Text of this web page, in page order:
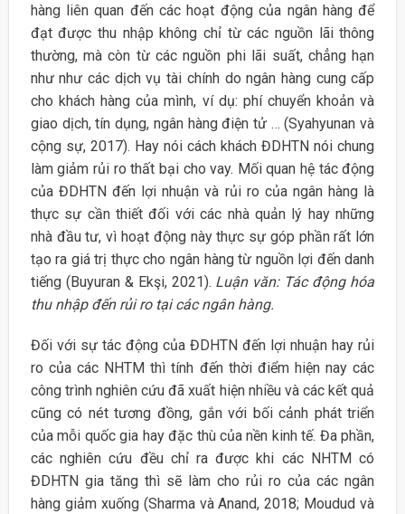
hàng liên quan đến các hoạt động của ngân hàng để
đạt được thu nhập không chỉ từ các nguồn lãi thông
thường, mà còn từ các nguồn phi lãi suất, chẳng hạn
như như các dịch vụ tài chính do ngân hàng cung cấp
cho khách hàng của mình, ví dụ: phí chuyển khoản và
giao dịch, tín dụng, ngân hàng điện tử … (Syahyunan và
cộng sự, 2017). Hay nói cách khách ĐDHTN nói chung
làm giảm rủi ro thất bại cho vay. Mối quan hệ tác động
của ĐDHTN đến lợi nhuận và rủi ro của ngân hàng là
thực sự cần thiết đối với các nhà quản lý hay những
nhà đầu tư, vì hoạt động này thực sự góp phần rất lớn
tạo ra giá trị thực cho ngân hàng từ nguồn lợi đến danh
tiếng (Buyuran & Ekşi, 2021). Luận văn: Tác động hóa
thu nhập đến rủi ro tại các ngân hàng.
Đối với sự tác động của ĐDHTN đến lợi nhuận hay rủi
ro của các NHTM thì tính đến thời điểm hiện nay các
công trình nghiên cứu đã xuất hiện nhiều và các kết quả
cũng có nét tương đồng, gắn với bối cảnh phát triển
của mỗi quốc gia hay đặc thù của nền kinh tế. Đa phần,
các nghiên cứu đều chỉ ra được khi các NHTM có
ĐDHTN gia tăng thì sẽ làm cho rủi ro của các ngân
hàng giảm xuống (Sharma và Anand, 2018; Moudud và